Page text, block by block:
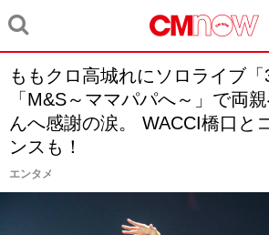
ももクロ高城れにソロライブ
「M&S～ママパパへ～」で両
んへ感謝の涙。 WACCI橋口と
ンスも！
エンタメ